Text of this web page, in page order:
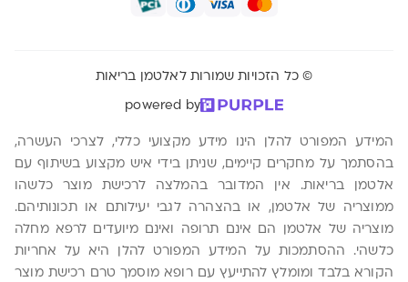
© כל הזכויות שמורות לאלטמן בריאות
powered by
המידע המפורט להלן הינו מידע מקצועי כללי, לצרכי העשרה,
בהסתמך על מחקרים קיימים, שניתן בידי איש מקצוע בשיתוף עם
אלטמן בריאות. אין המדובר בהמלצה לרכישת מוצר כלשהו
ממוצריה של אלטמן, או בהצהרה לגבי יעילותם או תכונותיהם.
מוצריה של אלטמן הם אינם תרופה ואינם מיועדים לרפא מחלה
כלשהי. ההסתמכות על המידע המפורט להלן היא על אחריות
הקורא בלבד ומומלץ להתייעץ עם רופא מוסמך טרם רכישת מוצר